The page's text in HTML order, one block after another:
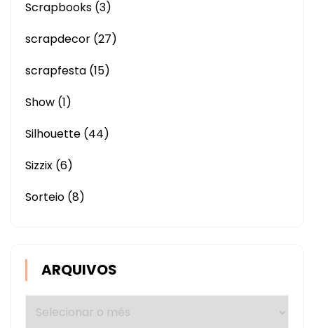
Scrapbooks (3)
scrapdecor (27)
scrapfesta (15)
Show (1)
Silhouette (44)
Sizzix (6)
Sorteio (8)
ARQUIVOS
Arquivos